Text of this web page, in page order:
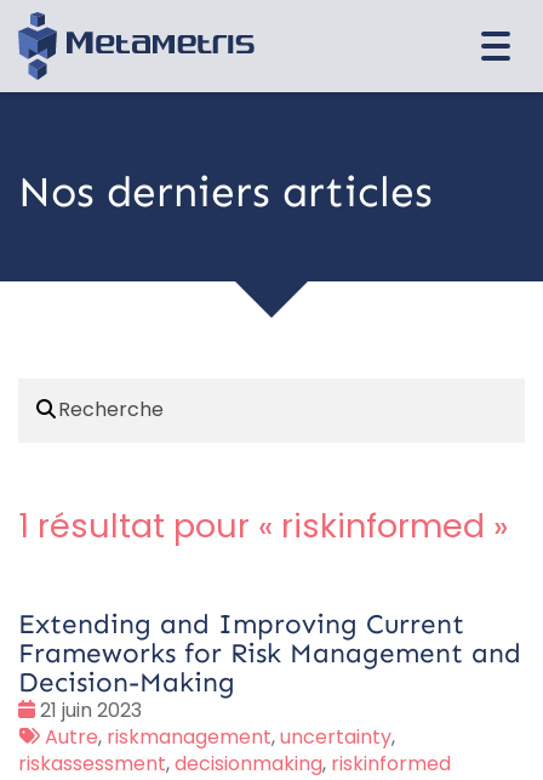
Nos derniers articles
1 résultat pour « riskinformed »
Extending and Improving Current
Frameworks for Risk Management and
Decision-Making
Date
:
21 juin 2023
Tags
:
Autre, riskmanagement,uncertainty,
riskassessment,decisionmaking, riskinformed